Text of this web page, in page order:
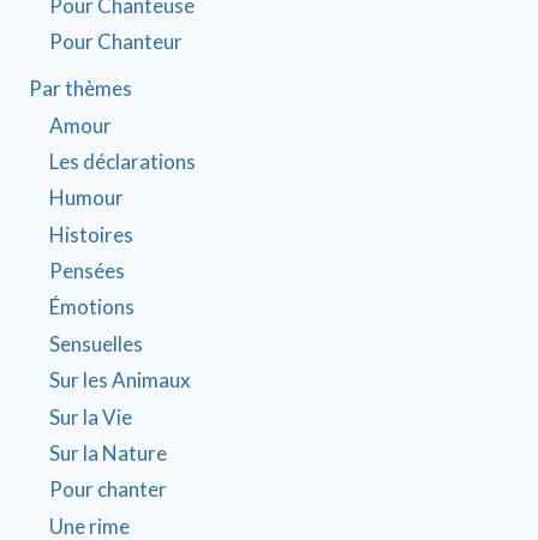
Pour Chanteuse
Pour Chanteur
Par thèmes
Amour
Les déclarations
Humour
Histoires
Pensées
Émotions
Sensuelles
Sur les Animaux
Sur la Vie
Sur la Nature
Pour chanter
Une rime